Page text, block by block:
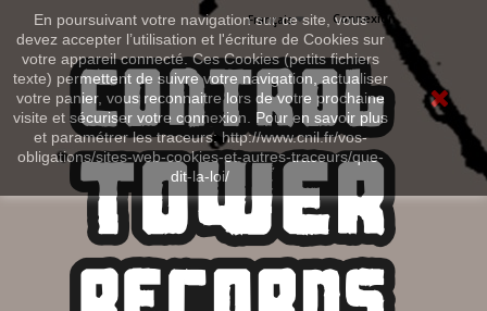
En poursuivant votre navigation sur ce site, vous
devez accepter l’utilisation et l'écriture de Cookies sur
votre appareil connecté. Ces Cookies (petits fichiers
texte) permettent de suivre votre navigation, actualiser
votre panier, vous reconnaitre lors de votre prochaine
visite et sécuriser votre connexion. Pour en savoir plus
et paramétrer les traceurs: http://www.cnil.fr/vos-
obligations/sites-web-cookies-et-autres-traceurs/que-
dit-la-loi/
Connexion
Français